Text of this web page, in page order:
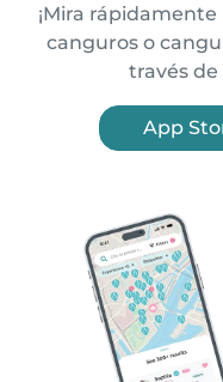
¡Mira
canguros o
través
App